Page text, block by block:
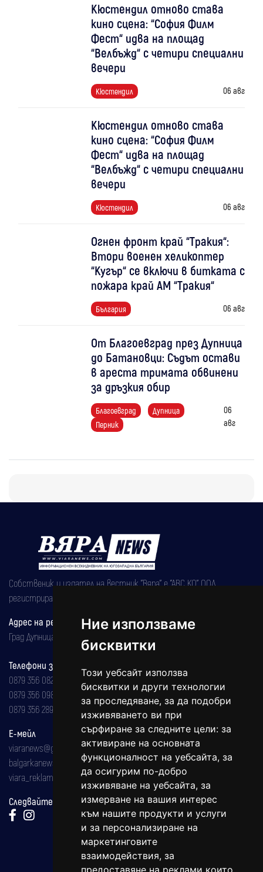
Ние използваме
бисквитки
Този уебсайт използва
бисквитки и други технологии
за проследяване, за да подобри
изживяването ви при
сърфиране за следните цели: за
активиране на основната
функционалност на уебсайта, за
да осигурим по-добро
изживяване на уебсайта, за
измерване на вашия интерес
към нашите продукти и услуги
и за персонализиране на
маркетинговите
взаимодействия, за
предоставяне на реклами които
Кюстендил отново става
кино сцена: “София Филм
Фест“ идва на площад
“Велбъжд“ с четири специални
вечери
Кюстендил 06 авг
Кюстендил отново става
кино сцена: “София Филм
Фест“ идва на площад
“Велбъжд“ с четири специални
вечери
Кюстендил 06 авг
Огнен фронт край “Тракия“:
Втори военен хеликоптер
“Кугър“ се включи в битката с
пожара край АМ “Тракия“
България 06 авг
От Благоевград през Дупница
до Батановци: Съдът остави
в ареста тримата обвинени
за дръзкия обир
Благоевград
Дупница
Перник
06
авг
Собственик и издател на вестник "Вяра" е "АВС КО" ООД,
регистрирана на 08.05.2002 година.
Адрес на редакцията
Град Дупница, ул.''Христо Ботев" 43
Телефони за реклама и абонаменти
0879 356 082
0879 356 098
0879 356 289
Е-мейл
viaranews@gmail.com
balgarkanews@gmail.com
viara_reklama@mail.bg
Следвайте ни: